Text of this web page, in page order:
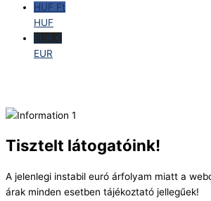
HUF Ft
HUF
EUR €
EUR
Tisztelt látogatóink!
A jelenlegi instabil euró árfolyam miatt a
árak minden esetben tájékoztató jellegűek!